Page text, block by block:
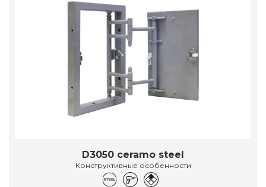
D3050 ceramo steel
Конструктивные особенности